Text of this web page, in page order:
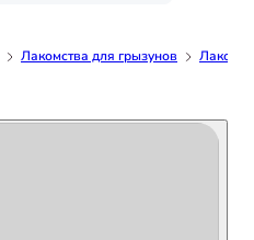
Лакомства для грызунов